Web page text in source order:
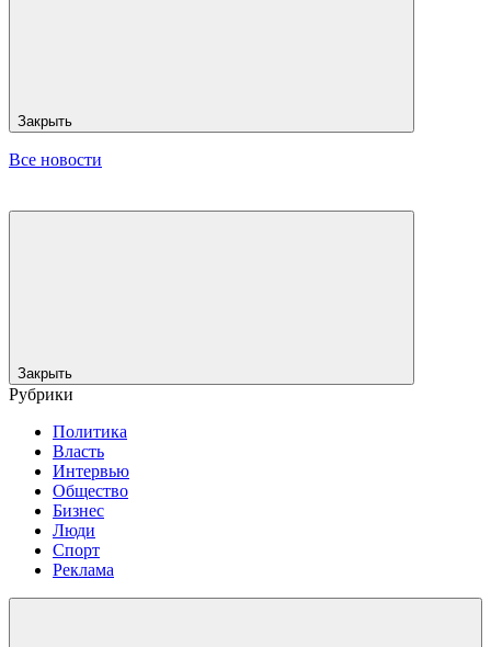
Закрыть
Все новости
Закрыть
Рубрики
Политика
Власть
Интервью
Общество
Бизнес
Люди
Спорт
Реклама